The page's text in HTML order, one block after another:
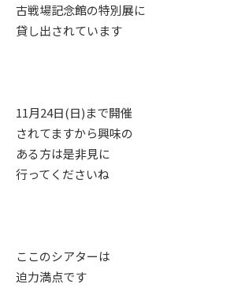
古戦場記念館の特別展に
貸し出されています
11月24日(日)まで開催
されてますから興味の
ある方は是非見に
行ってくださいね
ここのシアターは
迫力満点です